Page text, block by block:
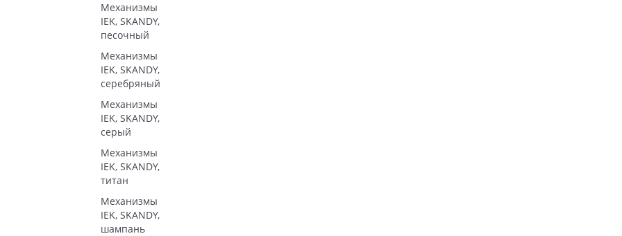
Механизмы
IEK, SKANDY,
песочный
Механизмы
IEK, SKANDY,
серебряный
Механизмы
IEK, SKANDY,
серый
Механизмы
IEK, SKANDY,
титан
Механизмы
IEK, SKANDY,
шампань